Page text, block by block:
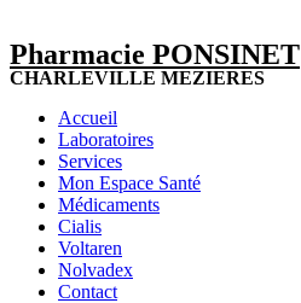
Pharmacie PONSINET
CHARLEVILLE MEZIERES
Accueil
Laboratoires
Services
Mon Espace Santé
Médicaments
Cialis
Voltaren
Nolvadex
Contact